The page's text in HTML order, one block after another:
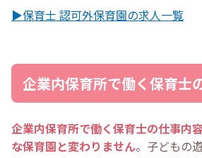
▶保育士 認可外保育園の求人一覧
企業内保育所で働く保育士
企業内保育所で働く保育士の仕事内
な保育園と変わりません。子どもの